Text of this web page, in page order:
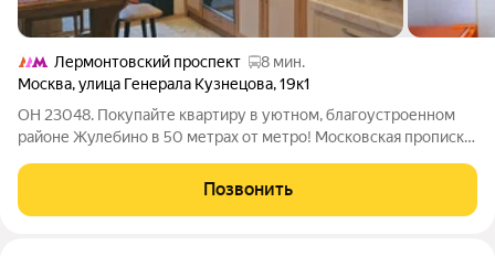
Лермонтовский проспект
8 мин.
Москва,улица Генерала Кузнецова,19к1
ОН 23048. Покупайте квартиру в уютном, благоустроенном
районе Жулебино в 50 метрах от метро! Московская прописка!
с 3-мя изолированными комнатами и авторским ремонтом.
Готова к проживанию.
Позвонить